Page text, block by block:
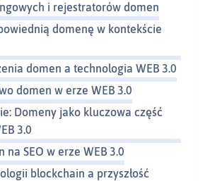
i rejestratorów domen
domenę w kontekście
domen a technologia WEB 3.0
domen w erze WEB 3.0
Domeny jako kluczowa część
3.0
na SEO w erze WEB 3.0
blockchain a przyszłość